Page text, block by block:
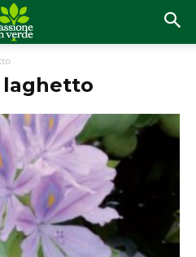
laghetto